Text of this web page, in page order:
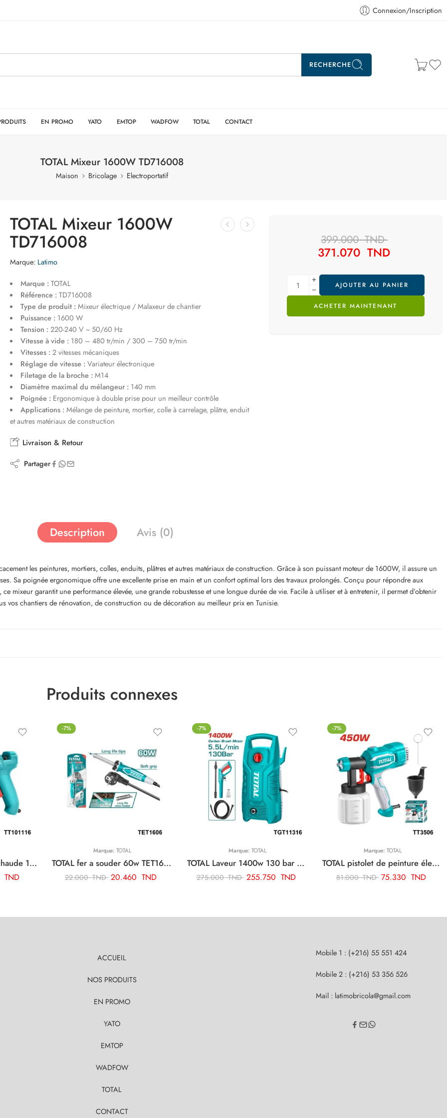
Connexion/Inscription
RECHERCHE
EN PROMO YATO EMTOP WADFOW TOTAL CONTACT
TOTAL Mixeur 1600W TD716008
Maison Bricolage Electroportatif
TOTAL Mixeur 1600W
TD716008
Marque: Latimo
Marque :TOTAL
Référence :TD716008
Type de produit :Mixeur électrique / Malaxeur de chantier
Puissance :1600 W
Tension :220-240 V ~ 50/60 Hz
Vitesse à vide :180 – 480 tr/min / 300 – 750 tr/min
Vitesses :2 vitesses mécaniques
Réglage de vitesse :Variateur électronique
Filetage de la broche :M14
Diamètre maximal du mélangeur :140 mm
Poignée :Ergonomique à double prise pour un meilleur contrôle
Applications :Mélange de peinture, mortier, colle à carrelage, plâtre, enduit
et autres matériaux de construction
Livraison & Retour
Partager
399.000TND
371.070 TND
AJOUTER AU PANIER
ACHETER MAINTENANT
Description Avis (0)
les peintures, mortiers, colles, enduits, plâtres et autres matériaux de construction. Grâce à son puissant moteur de 1600W, il assure un
Sa poignée ergonomique offre une excellente prise en main et un confort optimal lors des travaux prolongés. Conçu pour répondre aux
mixeur garantit une performance élevée, une grande robustesse et une longue durée de vie. Facile à utiliser et à entretenir, il permet d’obtenir
vos chantiers de rénovation, de construction ou de décoration au meilleur prix en Tunisie.
Produits connexes
TOTAL pistolet a colle chaude 100w TT101116
TND
-7%
Marque: TOTAL
TOTAL fer a souder 60w TET1606
22.000TND 20.460 TND
-7%
Marque: TOTAL
TOTAL Laveur 1400w 130 bar TGT11316
275.000TND 255.750 TND
-7%
Marque: TOTAL
TOTAL pistolet de peinture électrique 450w TT3506
81.000TND 75.330 TND
ACCUEIL
NOS PRODUITS
EN PROMO
YATO
EMTOP
WADFOW
TOTAL
CONTACT
Mobile 1 : (+216) 55 551 424
Mobile 2 : (+216) 53 356 526
Mail : latimobricola@gmail.com